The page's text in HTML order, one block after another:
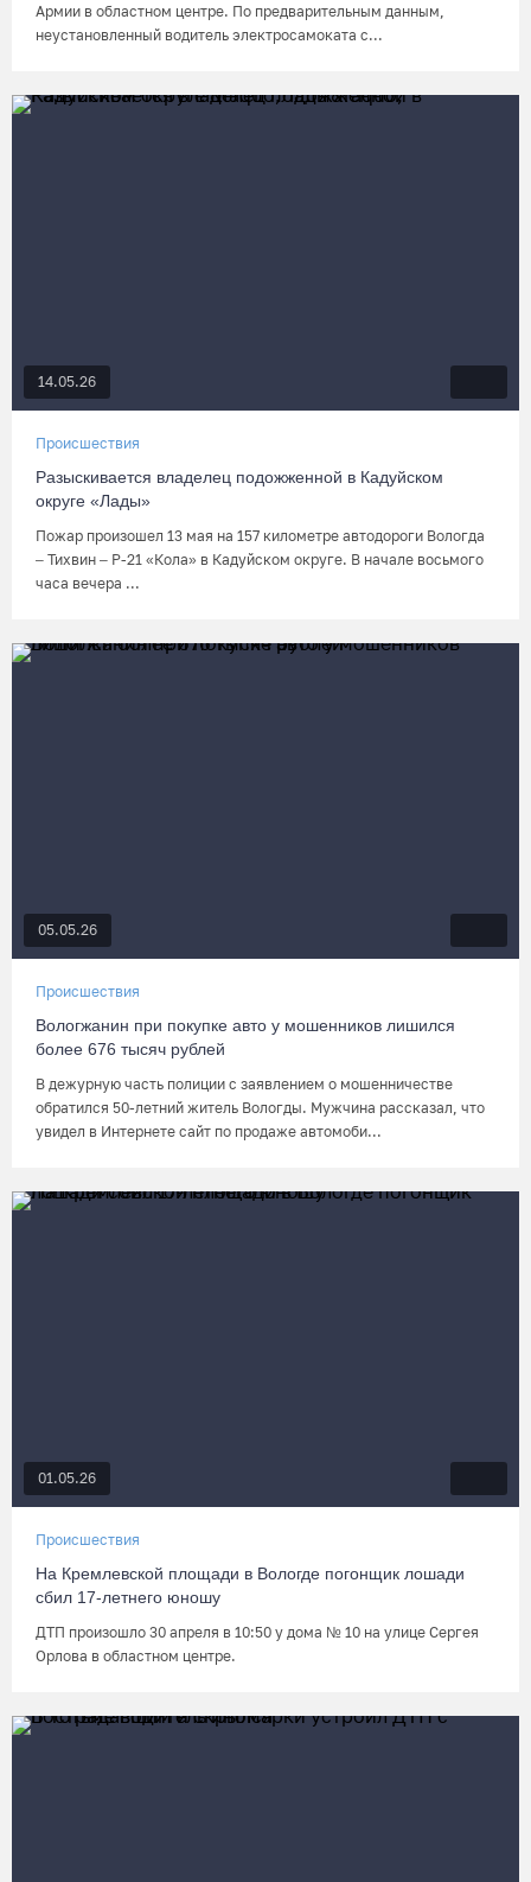
Армии в областном центре. По предварительным данным,
неустановленный водитель электросамоката с...
14.05.26
Происшествия
Разыскивается владелец подожженной в Кадуйском
округе «Лады»
Пожар произошел 13 мая на 157 километре автодороги Вологда
– Тихвин – Р-21 «Кола» в Кадуйском округе. В начале восьмого
часа вечера ...
05.05.26
Происшествия
Вологжанин при покупке авто у мошенников лишился
более 676 тысяч рублей
В дежурную часть полиции с заявлением о мошенничестве
обратился 50-летний житель Вологды. Мужчина рассказал, что
увидел в Интернете сайт по продаже автомоби...
01.05.26
Происшествия
На Кремлевской площади в Вологде погонщик лошади
сбил 17-летнего юношу
ДТП произошло 30 апреля в 10:50 у дома № 10 на улице Сергея
Орлова в областном центре.